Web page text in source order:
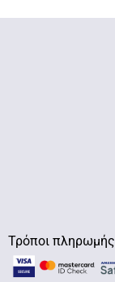
Τρόποι πληρωμής